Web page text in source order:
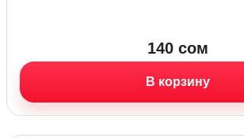
140 сом
В корзину